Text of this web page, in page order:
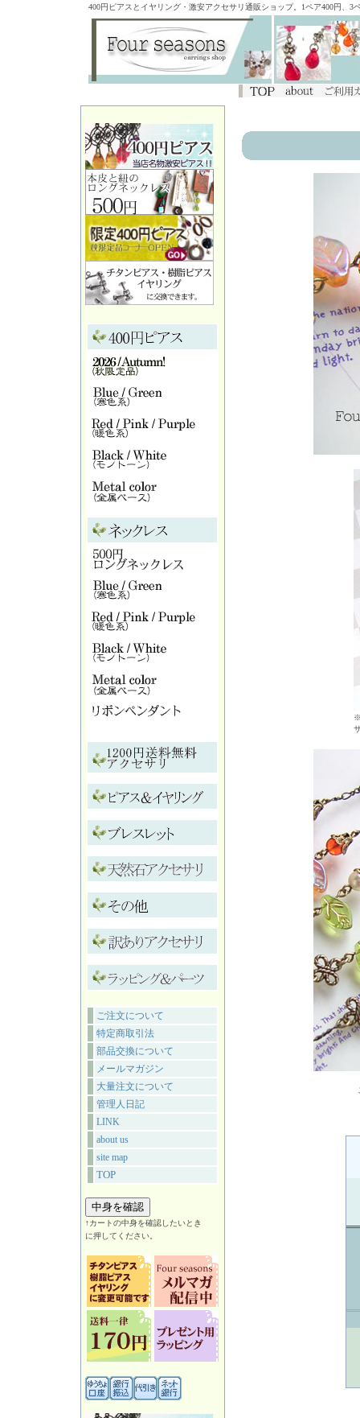
400円ピアスとイヤリング・激安アクセサリ通販ショップ。1ペア400円、
ご注文について
特定商取引法
部品交換について
メールマガジン
大量注文について
管理人日記
LINK
about us
site map
TOP
↑カートの中身を確認したいとき
に押してください。